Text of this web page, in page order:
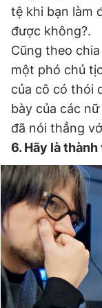
tệ khi bạn làm
được không?.
Cũng theo
một phó chủ
của cô có thói
bày của các
đã nói thẳng
6. Hãy là